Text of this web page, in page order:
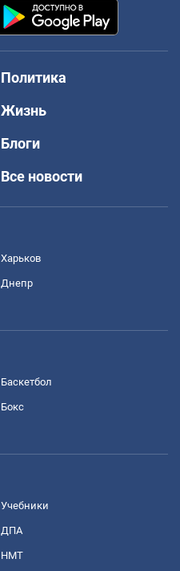
Политика
Жизнь
Блоги
Все новости
Харьков
Днепр
Баскетбол
Бокс
Учебники
ДПА
НМТ